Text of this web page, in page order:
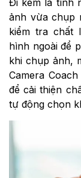
ảnh vừa chụp
kiểm tra chất
hình ngoài để
khi chụp ảnh,
Camera
để cải thiện
tự động chọn